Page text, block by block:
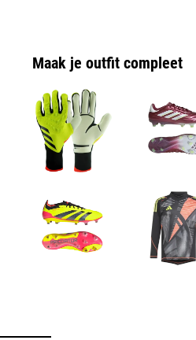
Maak je outfit compleet